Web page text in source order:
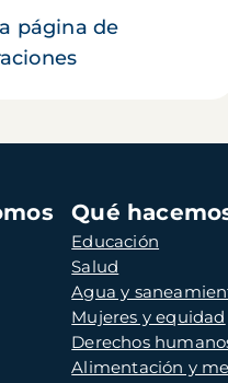
página de
Qué
Educación
Salud
Agua y
Mujeres y equidad
Derechos
Alimentación y